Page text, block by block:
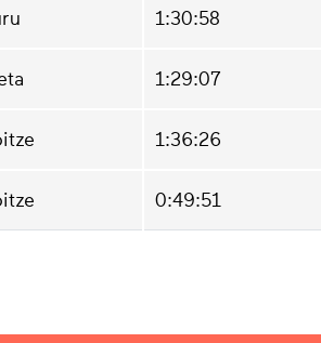
1:30:58
1:29:07
1:36:26
0:49:51